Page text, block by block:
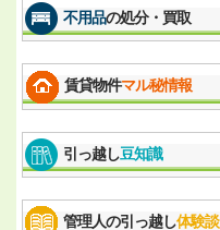
不用品の処分・買取
賃貸物件マル秘情報
引っ越し豆知識
管理人の引っ越し体験談